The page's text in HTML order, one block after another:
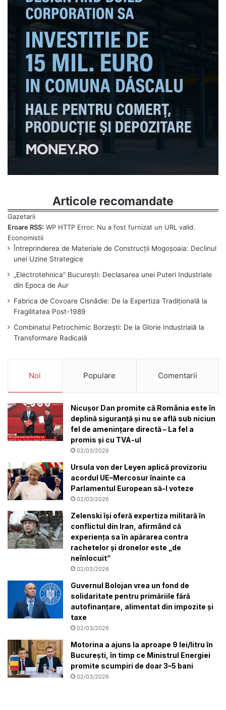
Articole recomandate
Eroare RSS: WP HTTP Error: Nu a fost furnizat un URL valid.
Întreprinderea de Materiale de Construcții Mogoșoaia: Declinul
unei Uzine Strategice
„Electrotehnica” București: Declasarea unei Puteri Industriale
din Epoca de Aur
Fabrica de Covoare Cisnădie: De la Expertiza Tradițională la
Fragilitatea Post-1989
Combinatul Petrochimic Borzești: De la Glorie Industrială la
Transformare Radicală
Noi Populare Comentarii
Nicușor Dan promite că România este în
deplină siguranță și nu se află sub niciun
fel de amenințare directă – La fel a
promis și cu TVA-ul
02/03/2026
Ursula von der Leyen aplică provizoriu
acordul UE–Mercosur înainte ca
Parlamentul European să-l voteze
02/03/2026
Zelenski își oferă expertiza militară în
conflictul din Iran, afirmând că
experiența sa în apărarea contra
rachetelor și dronelor este „de
neînlocuit”
02/03/2026
Guvernul Bolojan vrea un fond de
solidaritate pentru primăriile fără
autofinanțare, alimentat din impozite și
taxe
02/03/2026
Motorina a ajuns la aproape 9 lei/litru în
București, în timp ce Ministrul Energiei
promite scumpiri de doar 3–5 bani
02/03/2026